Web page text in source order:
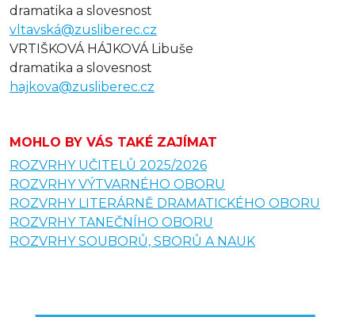
dramatika a slovesnost
vltavská@zusliberec.cz
VRTIŠKOVÁ HÁJKOVÁ Libuše
dramatika a slovesnost
hajkova@zusliberec.cz
MOHLO BY VÁS TAKÉ ZAJÍMAT
ROZVRHY UČITELŮ 2025/2026
ROZVRHY VÝTVARNÉHO OBORU
ROZVRHY LITERÁRNĚ DRAMATICKÉHO OBORU
ROZVRHY TANEČNÍHO OBORU
ROZVRHY SOUBORŮ, SBORŮ A NAUK